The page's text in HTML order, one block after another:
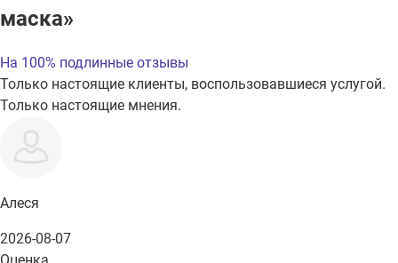
маска»
На 100% подлинные отзывы
Только настоящие клиенты, воспользовавшиеся услугой.
Только настоящие мнения.
Алеся
2026-08-07
Оценка